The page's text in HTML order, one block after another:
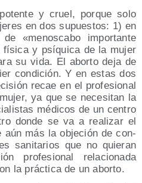
y cruel, por­que solo
en dos supues­tos: 1) en
«menos­ca­bo impor­tan­te
físi­ca y psí­qui­ca de la mujer
su vida. El abor­to deja de
con­di­ción. Y en estas dos
recae en el pro­fe­sio­nal
ya que se nece­si­tan la
médi­cos de un cen­tro
don­de se va a rea­li­zar el
aún más la obje­ción de con­
sani­ta­rios que no quie­ran
pro­fe­sio­nal rela­cio­na­da
la prác­ti­ca de un aborto.